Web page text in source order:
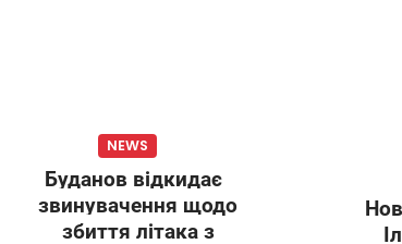
NEWS
Буданов відкидає
звинувачення щодо
збиття літака з